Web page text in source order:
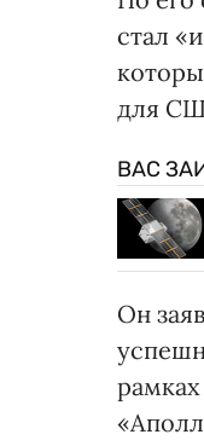
стал
для
ВАС
Он